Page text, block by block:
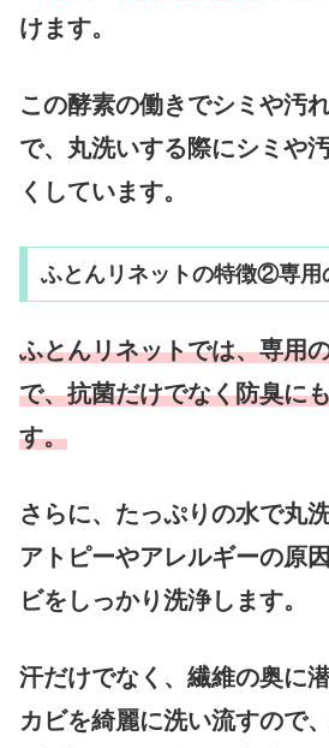
けます。
この酵素の働きでシミや汚
で、丸洗いする際にシミや
くしています。
ふとんリネットの特徴②専用
ふとんリネットでは、専用
で、抗菌だけでなく防臭に
す。
さらに、たっぷりの水で丸
アトピーやアレルギーの原
ビをしっかり洗浄します。
汗だけでなく、繊維の奥に
カビを綺麗に洗い流すので